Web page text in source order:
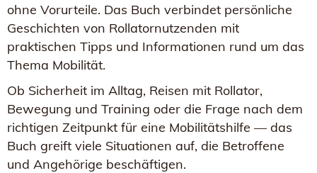
ohne Vorurteile. Das Buch verbindet persönliche
Geschichten von Rollatornutzenden mit
praktischen Tipps und Informationen rund um das
Thema Mobilität.
Ob Sicherheit im Alltag, Reisen mit Rollator,
Bewegung und Training oder die Frage nach dem
richtigen Zeitpunkt für eine Mobilitätshilfe — das
Buch greift viele Situationen auf, die Betroffene
und Angehörige beschäftigen.